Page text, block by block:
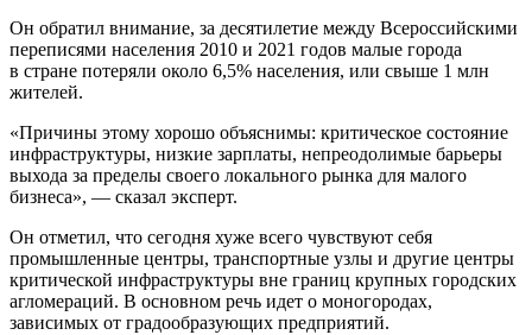
Он обратил внимание, за десятилетие между Всероссийскими
переписями населения 2010 и 2021 годов малые города
в стране потеряли около 6,5% населения, или свыше 1 млн
жителей.
«Причины этому хорошо объяснимы: критическое состояние
инфраструктуры, низкие зарплаты, непреодолимые барьеры
выхода за пределы своего локального рынка для малого
бизнеса», — сказал эксперт.
Он отметил, что сегодня хуже всего чувствуют себя
промышленные центры, транспортные узлы и другие центры
критической инфраструктуры вне границ крупных городских
агломераций. В основном речь идет о моногородах,
зависимых от градообразующих предприятий.